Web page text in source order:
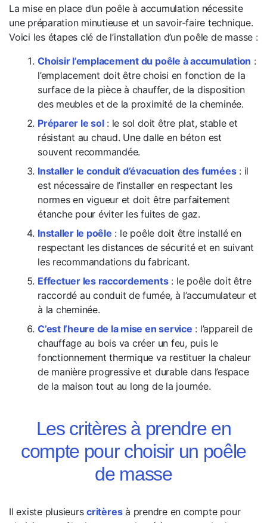
La mise en place d’un poêle à accumulation nécessite
une préparation minutieuse et un savoir-faire technique.
Voici les étapes clé de l’installation d’un poêle de masse :
Choisir l’emplacement du poêle à accumulation :
l’emplacement doit être choisi en fonction de la
surface de la pièce à chauffer, de la disposition
des meubles et de la proximité de la cheminée.
Préparer le sol: le sol doit être plat, stable et
résistant au chaud. Une dalle en béton est
souvent recommandée.
Installer le conduit d’évacuation des fumées: il
est nécessaire de l’installer en respectant les
normes en vigueur et doit être parfaitement
étanche pour éviter les fuites de gaz.
Installer le poêle : le poêle doit être installé en
respectant les distances de sécurité et en suivant
les recommandations du fabricant.
Effectuer les raccordements: le poêle doit être
raccordé au conduit de fumée, à l’accumulateur et
à la cheminée.
C’est l’heure de la mise en service : l’appareil de
chauffage au bois va créer un feu, puis le
fonctionnement thermique va restituer la chaleur
de manière progressive et durable dans l’espace
de la maison tout au long de la journée.
Les critères à prendre en
compte pour choisir un poêle
de masse
Il existe plusieurscritèresà prendre en compte pour